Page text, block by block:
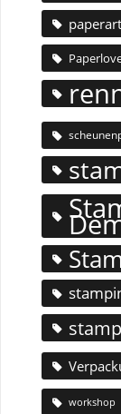
paperart
workshop